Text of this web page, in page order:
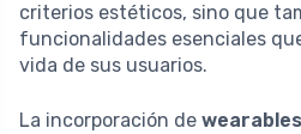
criterios estéticos, sino que
funcionalidades esenciales
vida de sus usuarios.
La incorporación de wearables